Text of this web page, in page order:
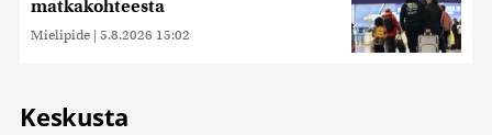
matkakohteesta
Mielipide | 5.8.2026 15:02
Keskusta